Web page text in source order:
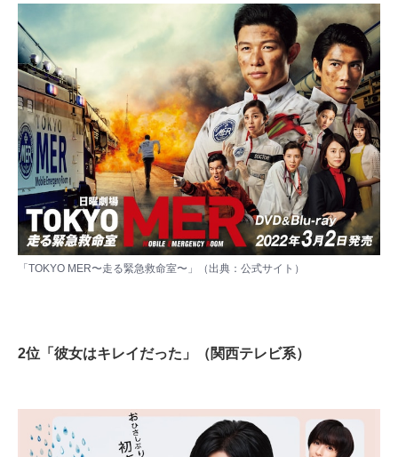
「TOKYO MER〜走る緊急救命室〜」（出典： 公式サイト ）
2位「彼女はキレイだった」（関西テレビ系）